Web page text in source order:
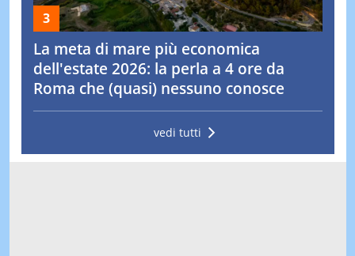
La meta di mare più economica
dell'estate 2026: la perla a 4 ore da
Roma che (quasi) nessuno conosce
vedi tutti